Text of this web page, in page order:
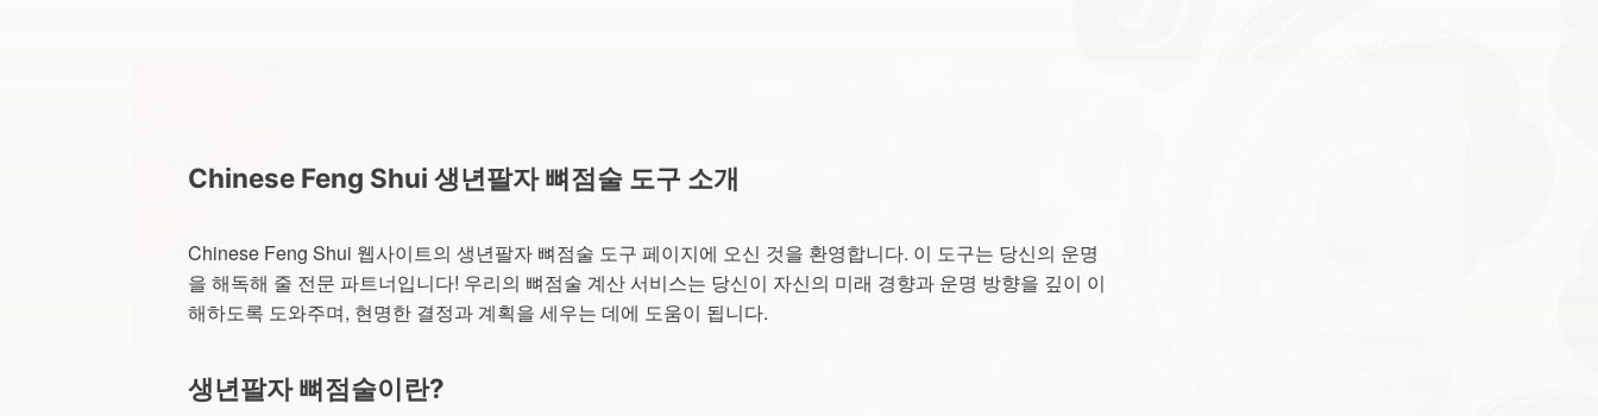
Chinese Feng Shui 생년팔자 뼈점술 도구 소개
Chinese Feng Shui 웹사이트의 생년팔자 뼈점술 도구 페이지에 오신 것을 환영합니다. 이 도구는 당신의 운명
을 해독해 줄 전문 파트너입니다! 우리의 뼈점술 계산 서비스는 당신이 자신의 미래 경향과 운명 방향을 깊이 이
해하도록 도와주며, 현명한 결정과 계획을 세우는 데에 도움이 됩니다.
생년팔자 뼈점술이란?